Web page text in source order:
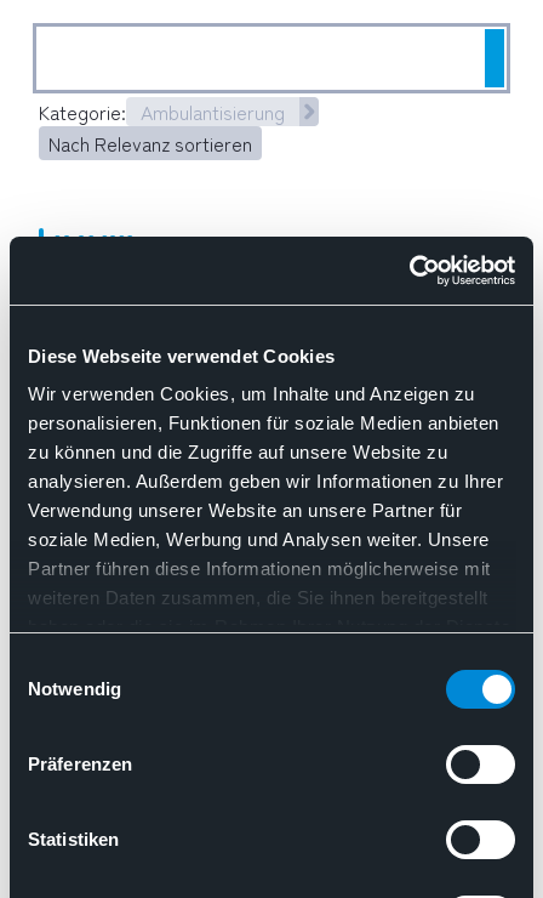
Diese Webseite verwendet Cookies
Wir verwenden Cookies, um Inhalte und Anzeigen zu
personalisieren, Funktionen für soziale Medien anbieten
zu können und die Zugriffe auf unsere Website zu
analysieren. Außerdem geben wir Informationen zu Ihrer
Verwendung unserer Website an unsere Partner für
soziale Medien, Werbung und Analysen weiter. Unsere
Partner führen diese Informationen möglicherweise mit
weiteren Daten zusammen, die Sie ihnen bereitgestellt
Cookies, wenn Sie unsere Webseite weiterhin nutzen.
Notwendig
Präferenzen
Statistiken
Kategorie: Ambulantisierung
Nach Relevanz sortieren
30.06.2026
Manufaktur, Expertise und
Hightech" - MdB Prof. Matthias
Hiller besucht Pathologieinstitut
Qualipath in Nürtingen
Ambulantisierung
Flächendeckende Patientenversorgung
Künstliche Intelligenz / AI
Molekularpathologie
Pathologie ist die Kombination aus Manufaktur, Expertise
25.11.2025
Neues OPG-Spezial: Pathologische